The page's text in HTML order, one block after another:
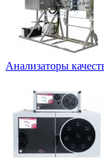
Анализаторы